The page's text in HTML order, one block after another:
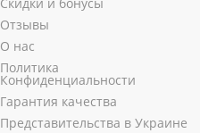
Отзывы
О нас
Политика
Конфиденциальности
Гарантия качества
Представительства в Украине